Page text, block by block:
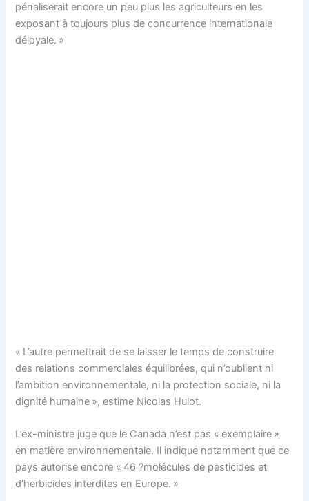
pénaliserait encore un peu plus les agriculteurs en les
exposant à toujours plus de concurrence internationale
déloyale. »
« L’autre permettrait de se laisser le temps de construire
des relations commerciales équilibrées, qui n’oublient ni
l’ambition environnementale, ni la protection sociale, ni la
dignité humaine », estime Nicolas Hulot.
L’ex-ministre juge que le Canada n’est pas « exemplaire »
en matière environnementale. Il indique notamment que ce
pays autorise encore « 46 ?molécules de pesticides et
d’herbicides interdites en Europe. »